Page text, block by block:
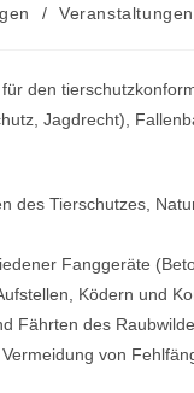
/ Veranstaltungen
den
Jagdrecht),
des Tierschutzes,
Fanggeräte
Ködern und
Fährten des
von